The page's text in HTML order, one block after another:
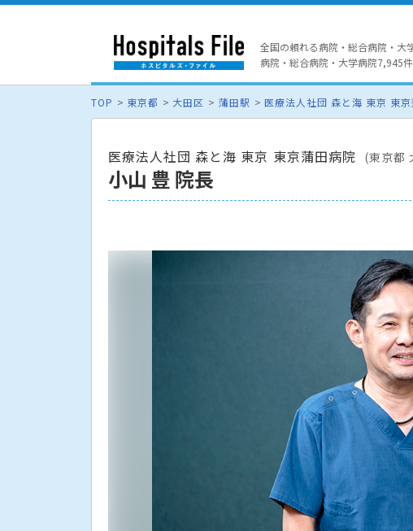
全国の頼れる病院・総合病院・大
病院・総合病院・大学病院7,945
TOP 東京都 大田区 蒲田駅 医療法人社団 森と海 東京 東
医療法人社団 森と海 東京 東京蒲田病院 (東京都
小山 豊 院長